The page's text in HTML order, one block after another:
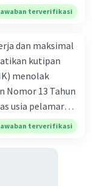
Gowa-Tallo 3.
kejayaan pada
4. Kerajaan
b. Demak c.
Demak b.
Pesantren 6.
yang
terverifikasi
dan maksimal
kutipan
menolak
Nomor 13 Tahun
usia pelamar
"Menolak
ujar Ketua MK
terverifikasi